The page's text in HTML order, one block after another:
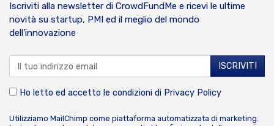
Iscriviti alla newsletter di CrowdFundMe e ricevi le ultime
novità su startup, PMI ed il meglio del mondo
dell’innovazione
Ho letto ed accetto le condizioni di Privacy Policy
Utilizziamo MailChimp come piattaforma automatizzata di marketing.